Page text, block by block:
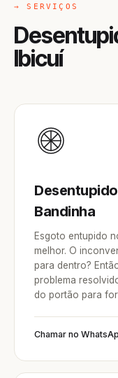
→ SERVIÇOS
Ibicuí
Bandinha
Esgoto entupido
melhor. O
para dentro?
problema
do portão para
Chamar no